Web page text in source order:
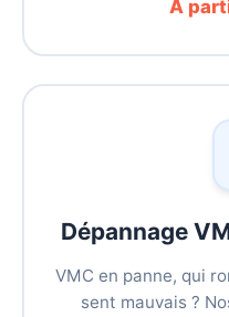
À
Dépannage
VMC en panne, qui
sent mauvais ?